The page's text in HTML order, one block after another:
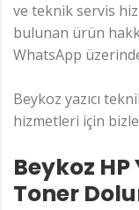
ve teknik servis
bulunan ürün
WhatsApp
Beykoz yazıcı
hizmetleri için
Beykoz HP
Toner